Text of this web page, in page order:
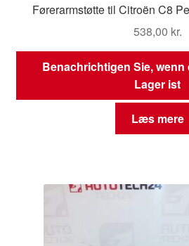
Førerarmstøtte til Citroën C8
538,00 kr.
Benachrichtigen Sie,
Lager ist
Læs mere